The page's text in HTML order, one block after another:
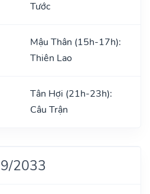
Tước
Mậu Thân (15h-17h):
Thiên Lao
Tân Hợi (21h-23h):
Câu Trận
2033